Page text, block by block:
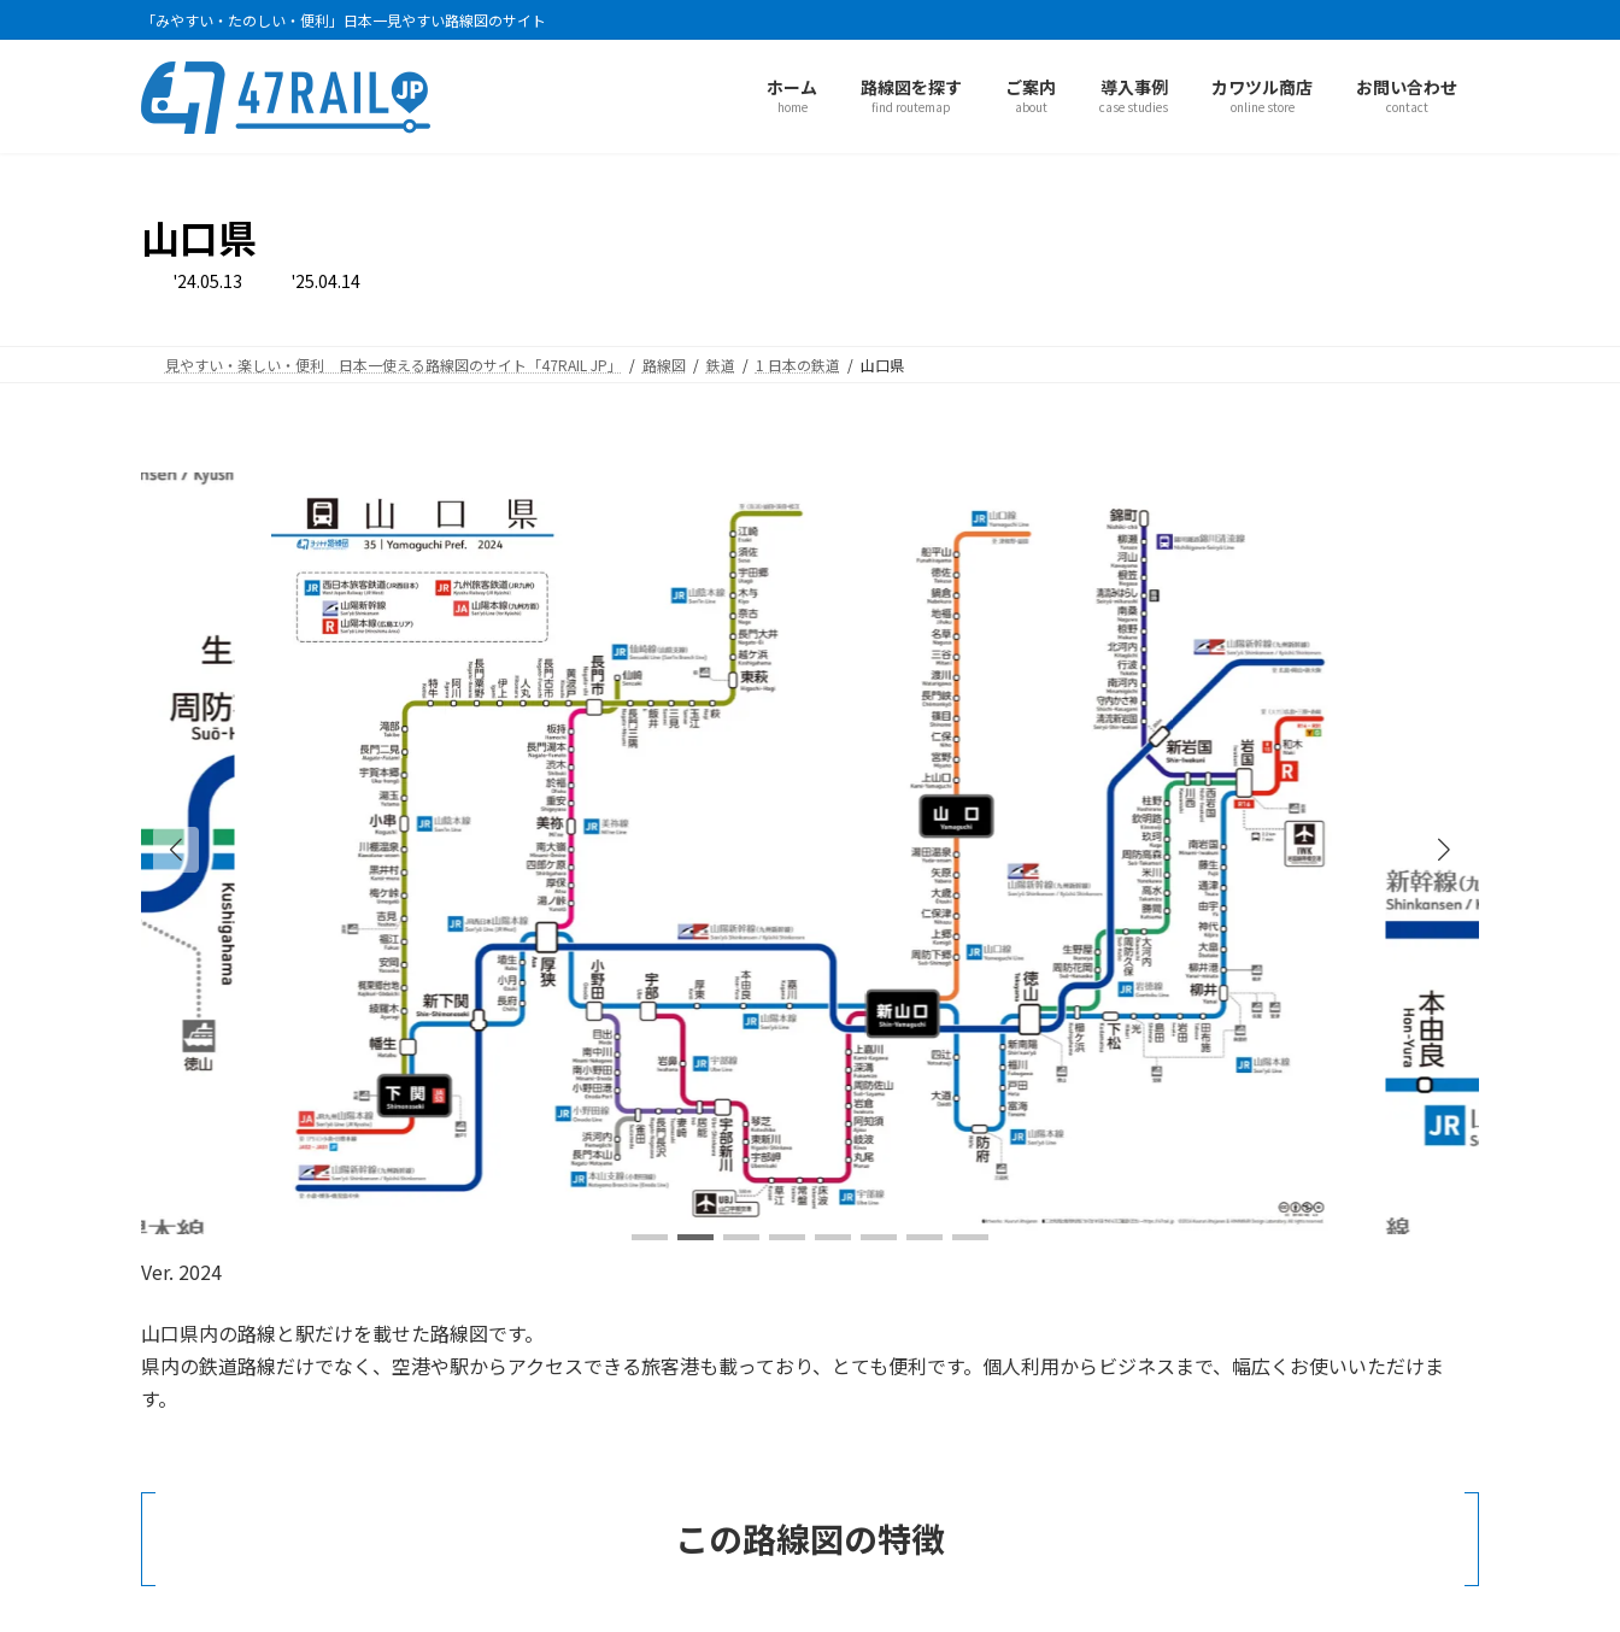
ン
ビ
「みやすい・たのしい・便利」日本一見やすい路線図のサイト
ホーム
home
路線図を探す
find routemap
ご案内
about
導入事例
case studies
カワツル商店
online store
お問い合わせ
contact
山口県
'24.05.13 最
終
時
:
'25.04.14
見やすい・楽しい・便利 日本一使える路線図のサイト「47RAIL JP」 路線図 鉄道 1 日本の鉄道 山口県
Ver. 2024
山口県内の路線と駅だけを載せた路線図です。
県内の鉄道路線だけでなく、空港や駅からアクセスできる旅客港も載っており、とても便利です。個人利用からビジネスまで、幅広くお使いいただけま
す。
この路線図の特徴